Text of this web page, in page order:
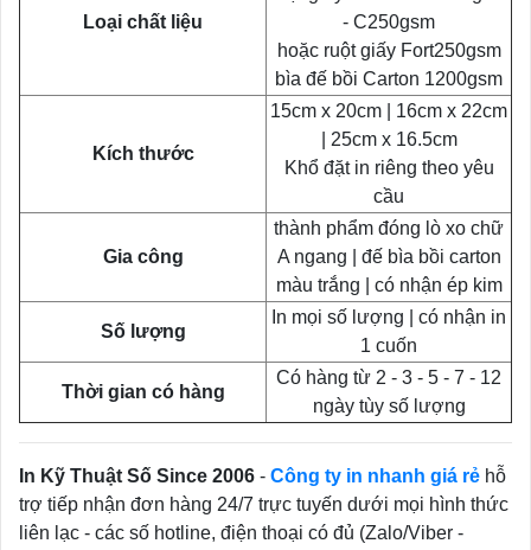
Loại chất liệu
- C250gsm
hoặc ruột giấy Fort250gsm
bìa đế bồi Carton 1200gsm
Kích thước
15cm x 20cm | 16cm x 22cm
| 25cm x 16.5cm
Khổ đặt in riêng theo yêu
cầu
Gia công
thành phẩm đóng lò xo chữ
A ngang | đế bìa bồi carton
màu trắng | có nhận ép kim
Số lượng
In mọi số lượng | có nhận in
1 cuốn
Thời gian có hàng
Có hàng từ 2 - 3 - 5 - 7 - 12
ngày tùy số lượng
In Kỹ Thuật Số Since 2006 - Công ty in nhanh giá rẻ hỗ
trợ tiếp nhận đơn hàng 24/7 trực tuyến dưới mọi hình thức
liên lạc - các số hotline, điện thoại có đủ (Zalo/Viber -